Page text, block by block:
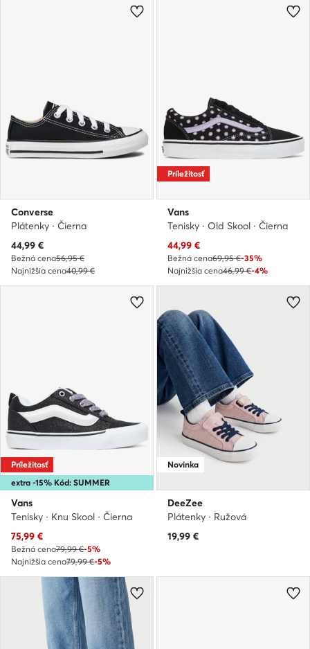
Converse
Plátenky · Čierna
Aktuálna cena
44,99 €
Bežná cena56,95 €
Najnižšia cena40,99 €
Príležitosť
Vans
Tenisky · Old Skool · Čierna
Aktuálna cena
44,99 €
Bežná cena69,95 €-35%
Najnižšia cena46,99 €-4%
extra -15% Kód: SUMMER
Príležitosť
Vans
Tenisky · Knu Skool · Čierna
Aktuálna cena
75,99 €
Bežná cena79,99 €-5%
Najnižšia cena79,99 €-5%
Novinka
DeeZee
Plátenky · Ružová
19,99 €